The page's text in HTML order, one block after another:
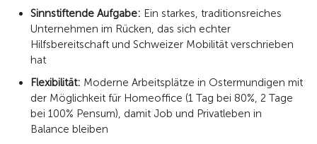
Sinnstiftende Aufgabe: Ein starkes, traditionsreiches
Unternehmen im Rücken, das sich echter
Hilfsbereitschaft und Schweizer Mobilität verschrieben
hat
Flexibilität: Moderne Arbeitsplätze in Ostermundigen mit
der Möglichkeit für Homeoffice (1 Tag bei 80%, 2 Tage
bei 100% Pensum), damit Job und Privatleben in
Balance bleiben